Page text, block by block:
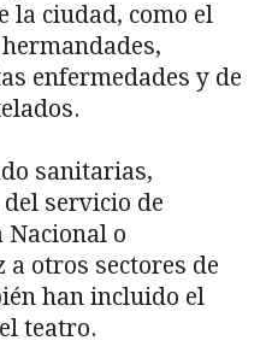
la ciudad, como el
enfermedades y de
sanitarias,
servicio de
Nacional o
a otros sectores de
han incluido el
teatro.